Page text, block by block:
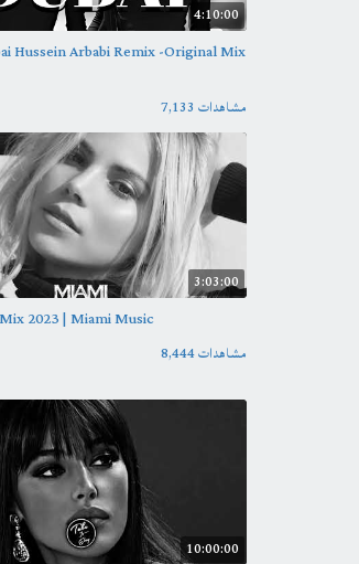
4:10:00
Hussein Arbabi Remix -Original Mix
7,133 مشاهدات
3:03:00
2023 | Miami Music
8,444 مشاهدات
10:00:00